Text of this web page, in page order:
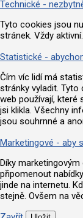
Technické -
Tyto cookies jsou
stránek. Vždy aktivní.
Statistické -
Čím víc lidí má
stránky vyladit.
web používají, které
jsi klikla. Všechny
jsou souhrnné a
Marketingové - aby
Díky
připomenout
jinde na internetu.
stejně. Ovšem na